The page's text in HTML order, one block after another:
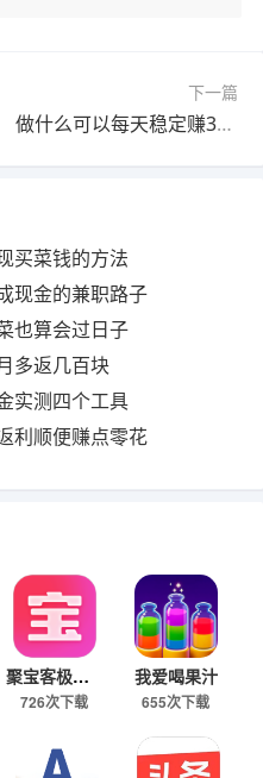
下一篇
做什么可以每天稳定赚30—50元？这几个兼职app都能实现
买菜钱的方法
现金的兼职路子
也算会过日子
多返几百块
实测四个工具
利顺便赚点零花
聚宝客极速版
726次下载
我爱喝果汁
655次下载